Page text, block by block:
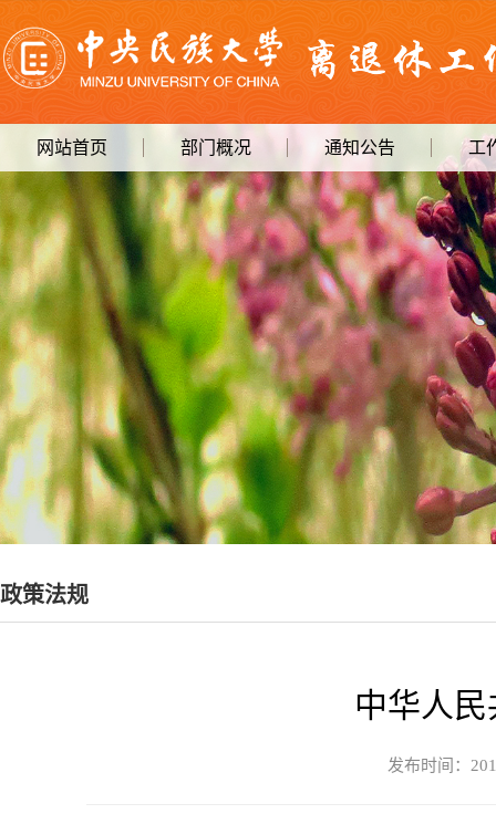
网站首页 部门概况 通知公告 工
政策法规
中华人
发布时间：